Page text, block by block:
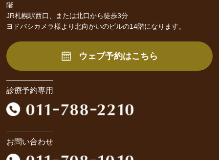
階
JR札幌駅西口、または北口から徒歩3分
ヨドバシカメラ様より北向かいのビルの14階になります。
ウェブ予約はこちら
診療予約専用
お問い合わせ